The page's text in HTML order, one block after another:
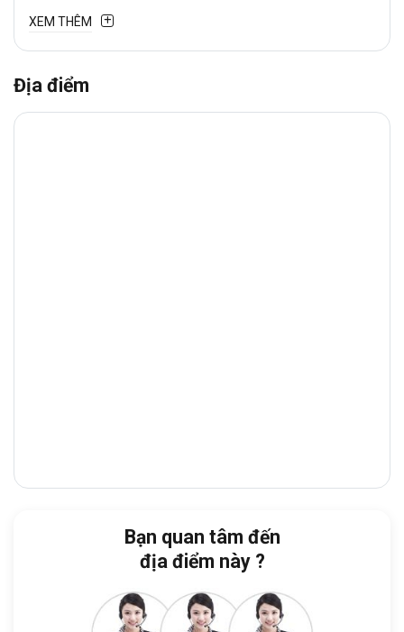
nghiệp.
1. Vị trí chiến lược
Văn phòng cho thuê
phút
Cảng Cát Lái: 12 phút
Đặc biệt, tòa nhà nằm ngay khu vực
Phường Cát Lái (TP. Thủ Đức cũ), nơi tập
XEM THÊM
Địa điểm
Bạn quan tâm đến
địa điểm này ?